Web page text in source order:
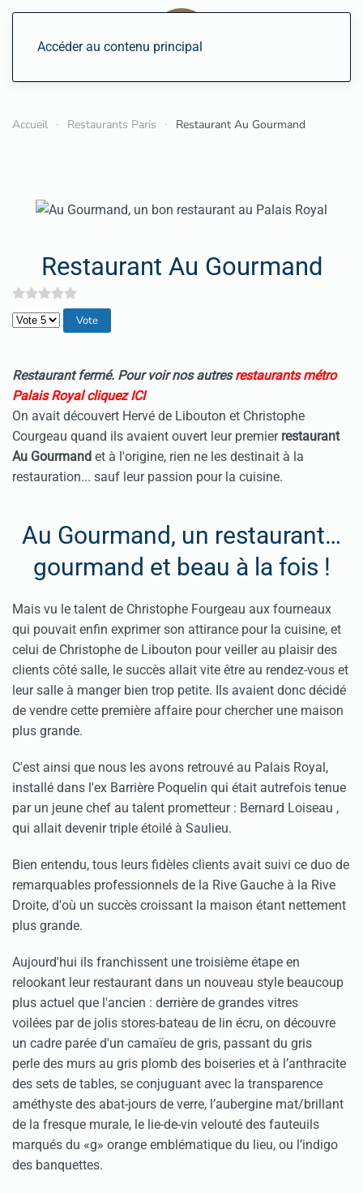
Accéder au contenu principal
Accueil Restaurants Paris Restaurant Au Gourmand
Restaurant Au Gourmand
Veuillez voter
Restaurant fermé. Pour voir nos autresrestaurants métro
Palais Royal cliquez ICI
On avait découvert Hervé de Libouton et Christophe
Courgeau quand ils avaient ouvert leur premierrestaurant
Au Gourmand et à l'origine, rien ne les destinait à la
restauration... sauf leur passion pour la cuisine.
Au Gourmand, un restaurant…
gourmand et beau à la fois !
Mais vu le talent de Christophe Fourgeau aux fourneaux
qui pouvait enfin exprimer son attirance pour la cuisine, et
celui de Christophe de Libouton pour veiller au plaisir des
clients côté salle, le succès allait vite être au rendez-vous et
leur salle à manger bien trop petite. Ils avaient donc décidé
de vendre cette première affaire pour chercher une maison
plus grande.
C'est ainsi que nous les avons retrouvé au Palais Royal,
installé dans l'ex Barrière Poquelin qui était autrefois tenue
par un jeune chef au talent prometteur : Bernard Loiseau ,
qui allait devenir triple étoilé à Saulieu.
Bien entendu, tous leurs fidèles clients avait suivi ce duo de
remarquables professionnels de la Rive Gauche à la Rive
Droite, d'où un succès croissant la maison étant nettement
plus grande.
Aujourd'hui ils franchissent une troisième étape en
relookant leur restaurant dans un nouveau style beaucoup
plus actuel que l'ancien : derrière de grandes vitres
voilées par de jolis stores-bateau de lin écru, on découvre
un cadre parée d'un camaïeu de gris, passant du gris
perle des murs au gris plomb des boiseries et à l’anthracite
des sets de tables, se conjuguant avec la transparence
améthyste des abat-jours de verre, l’aubergine mat/brillant
de la fresque murale, le lie-de-vin velouté des fauteuils
marqués du «g» orange emblématique du lieu, ou l’indigo
des banquettes.